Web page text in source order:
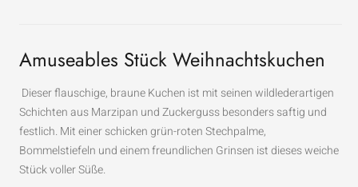
Amuseables Stück Weihnachtskuchen
Dieser flauschige, braune Kuchen ist mit seinen wildlederartigen
Schichten aus Marzipan und Zuckerguss besonders saftig und
festlich. Mit einer schicken grün-roten Stechpalme,
Bommelstiefeln und einem freundlichen Grinsen ist dieses weiche
Stück voller Süße.